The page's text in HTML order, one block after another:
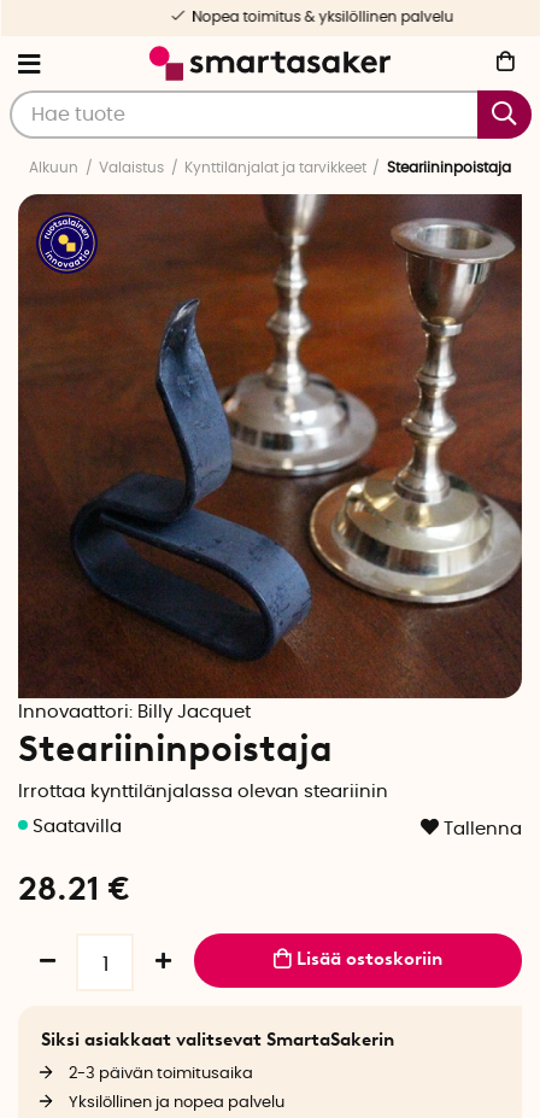
Nopea toimitus & yksilöllinen palvelu
Alkuun Valaistus Kynttilänjalat ja tarvikkeet Steariininpoistaja
Innovaattori: Billy Jacquet
Steariininpoistaja
Irrottaa kynttilänjalassa olevan steariinin
Tallenna
28.21 €
Lisää ostoskoriin
Siksi asiakkaat valitsevat SmartaSakerin
2-3 päivän toimitusaika
Yksilöllinen ja nopea palvelu